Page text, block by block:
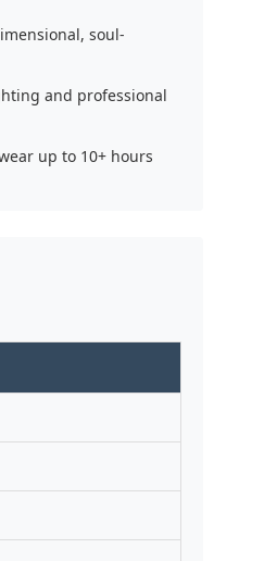
soul-
and professional
up to 10+ hours